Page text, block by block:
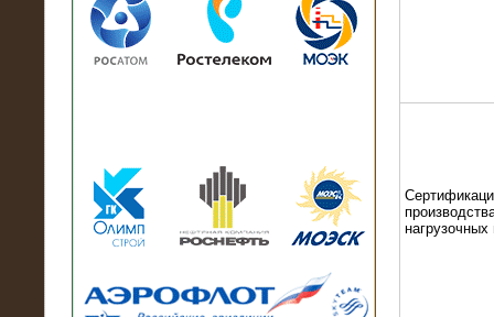
02.02.2019
Нагрузочный комплекс 26 МВт (10
кВ) поставлен в аренду на